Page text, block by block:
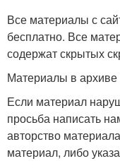
Все материалы с
бесплатно. Все
содержат скрытых
Материалы в
Если материал
просьба написать
авторство
материал, либо